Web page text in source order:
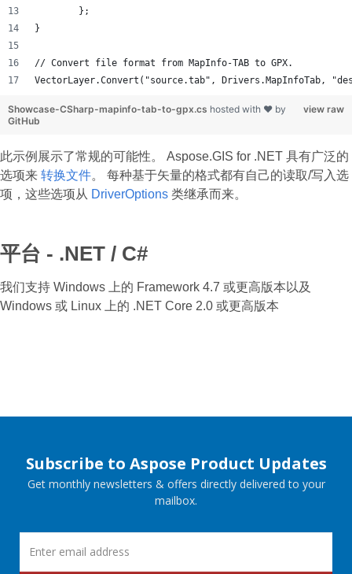
	};
}
// Convert file format from MapInfo-TAB to GPX.
VectorLayer.Convert("source.tab", Drivers.MapInfoTab,
view raw
Showcase-CSharp-mapinfo-tab-to-gpx.cs hosted with ❤ by
GitHub
此示例展示了常规的可能性。 Aspose.GIS for .NET 具有广泛的
选项来 转换文件。 每种基于矢量的格式都有自己的读取/写入选
项，这些选项从 DriverOptions 类继承而来。
平台 - .NET / C#
我们支持 Windows 上的 Framework 4.7 或更高版本以及
Windows 或 Linux 上的 .NET Core 2.0 或更高版本
Subscribe to Aspose Product Updates
Get monthly newsletters & offers directly delivered to your
mailbox.